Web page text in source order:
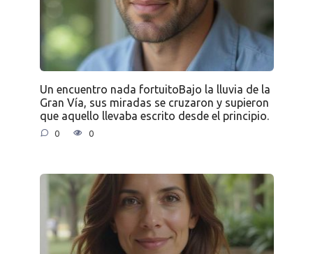
Un encuentro nada fortuitoBajo la lluvia de la
Gran Vía, sus miradas se cruzaron y supieron
que aquello llevaba escrito desde el principio.
0 0